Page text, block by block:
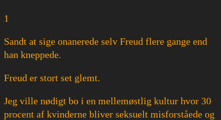
1
Sandt at sige onanerede selv Freud flere gange end
han kneppede.
Freud er stort set glemt.
Jeg ville nødigt bo i en mellemøstlig kultur hvor 30
procent af kvinderne bliver seksuelt misforståede og